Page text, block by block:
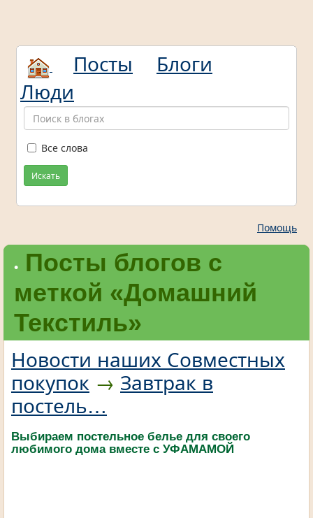
Посты
Блоги
Люди
Все слова
Искать
Помощь
• Посты блогов с
меткой «Домашний
Текстиль»
Новости наших Совместных
покупок → Завтрак в
постель…
Выбираем постельное белье для своего
любимого дома вместе с УФАМАМОЙ